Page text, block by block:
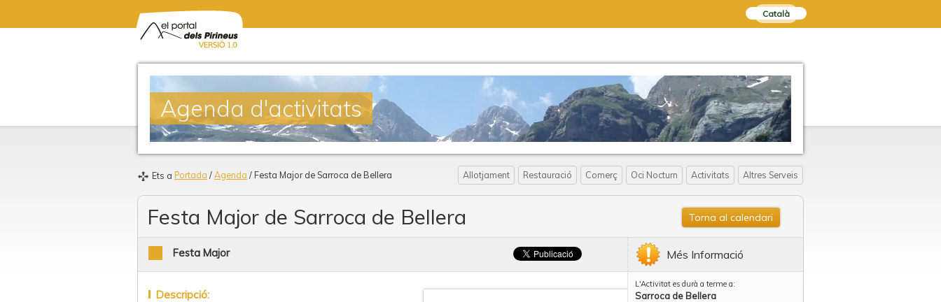
Català
Agenda d'activitats
Ets a Portada / Agenda / Festa Major de Sarroca de Bellera Allotjament Restauració Comerç Oci Nocturn Activitats Altres Serveis
Festa Major de Sarroca de Bellera Torna al calendari
Festa Major
Descripció:
Més Informació
L'Activitat es durà a terme a:
Sarroca de Bellera